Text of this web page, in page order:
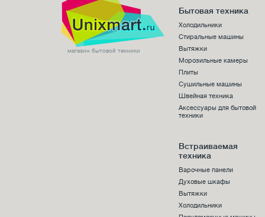
магазин бытовой техники
Бытовая техника
Холодильники
Стиральные машины
Вытяжки
Морозильные камеры
Плиты
Сушильные машины
Швейная техника
Аксессуары для бытовой
техники
Встраиваемая
техника
Варочные панели
Духовые шкафы
Вытяжки
Холодильники